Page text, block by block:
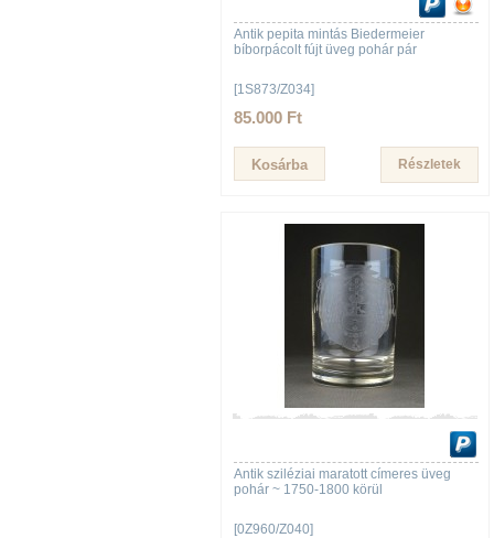
Antik pepita mintás Biedermeier
bíborpácolt fújt üveg pohár pár
[1S873/Z034]
85.000 Ft
Részletek
Antik sziléziai maratott címeres üveg
pohár ~ 1750-1800 körül
[0Z960/Z040]